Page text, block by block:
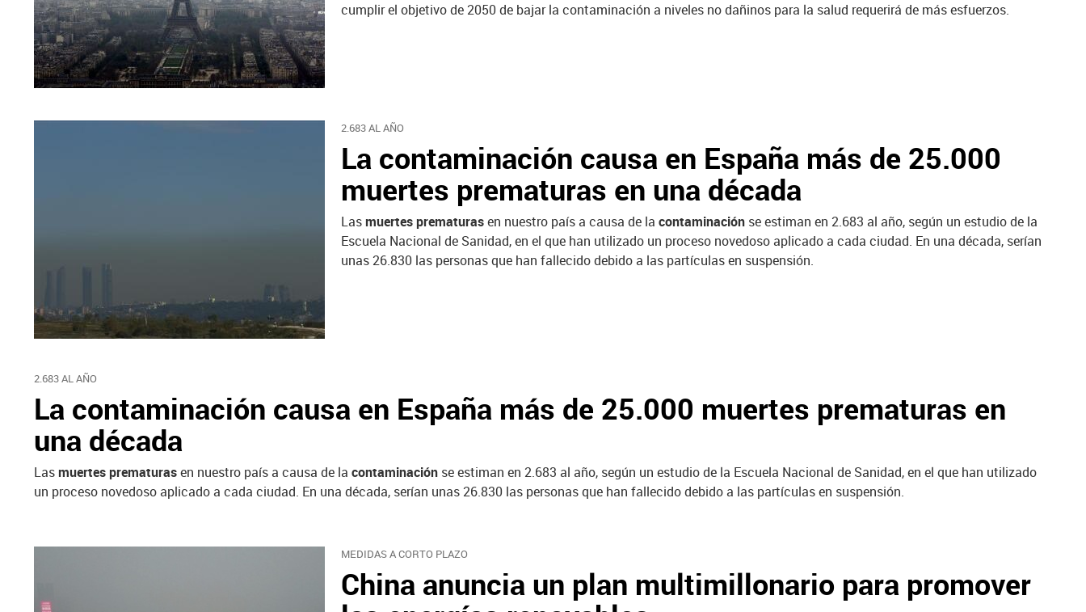
cumplir el objetivo de 2050 de bajar la contaminación a niveles no dañinos para la salud requerirá de más esfuerzos.
2.683 AL AÑO
La contaminación causa en España más de 25.000
muertes prematuras en una década
Lasmuertes prematurasen nuestro país a causa de la contaminación se estiman en 2.683 al año, según un estudio de la
Escuela Nacional de Sanidad, en el que han utilizado un proceso novedoso aplicado a cada ciudad. En una década, serían
unas 26.830 las personas que han fallecido debido a las partículas en suspensión.
2.683 AL AÑO
La contaminación causa en España más de 25.000 muertes prematuras en
una década
Lasmuertes prematurasen nuestro país a causa de la contaminación se estiman en 2.683 al año, según un estudio de la Escuela Nacional de Sanidad, en el que han utilizado
un proceso novedoso aplicado a cada ciudad. En una década, serían unas 26.830 las personas que han fallecido debido a las partículas en suspensión.
MEDIDAS A CORTO PLAZO
China anuncia un plan multimillonario para promover